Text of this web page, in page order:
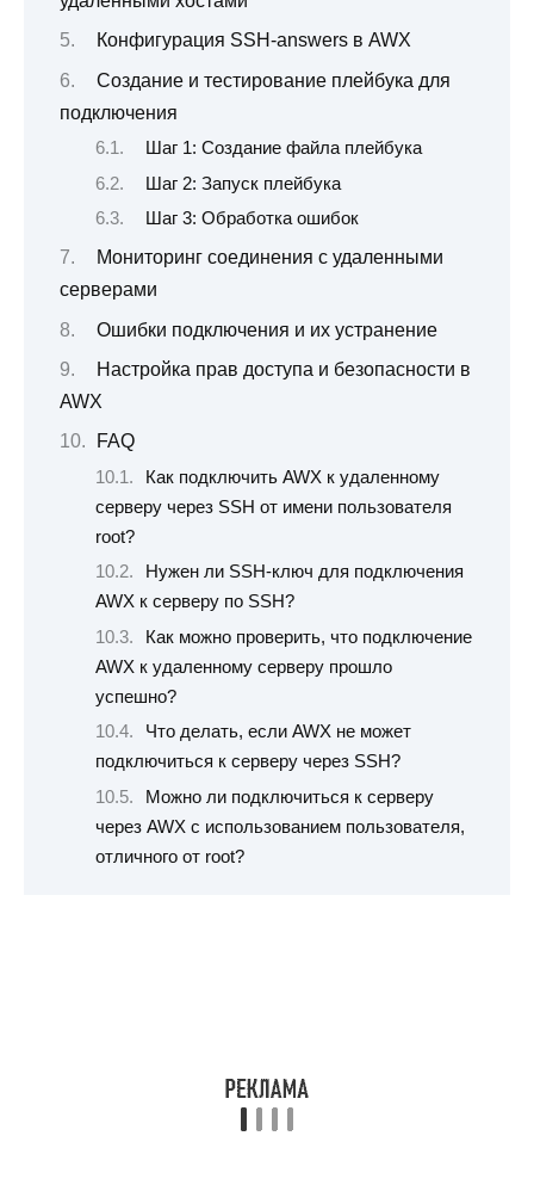
Конфигурация SSH-answers в AWX
Создание и тестирование плейбука для
подключения
Шаг 1: Создание файла плейбука
Шаг 2: Запуск плейбука
Шаг 3: Обработка ошибок
Мониторинг соединения с удаленными
серверами
Ошибки подключения и их устранение
Настройка прав доступа и безопасности в
AWX
FAQ
Как подключить AWX к удаленному
серверу через SSH от имени пользователя
root?
Нужен ли SSH-ключ для подключения
AWX к серверу по SSH?
Как можно проверить, что подключение
AWX к удаленному серверу прошло
успешно?
Что делать, если AWX не может
подключиться к серверу через SSH?
Можно ли подключиться к серверу
через AWX с использованием пользователя,
отличного от root?